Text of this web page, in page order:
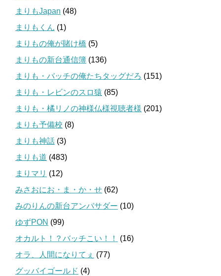
まりもJapan (48)
まりもくん (1)
まりもの俺が賭け橋 (5)
まりもの新台通信簿 (136)
まりも・バッチの俺たちタッグだろ (151)
まりも・レビンのスロ猿 (85)
まりも・橘リノの神様仏様視聴者様 (201)
まりも予備校 (8)
まりも神話 (3)
まりも道 (483)
まりマリ (12)
みさおにお・ま・か・せ (62)
みのりんの新台アンバサダー (10)
ゆずPON (99)
オカルト！？バッチこい！！
(16)
オラ、人間になりてぇ (77)
グッバイゴールド (4)